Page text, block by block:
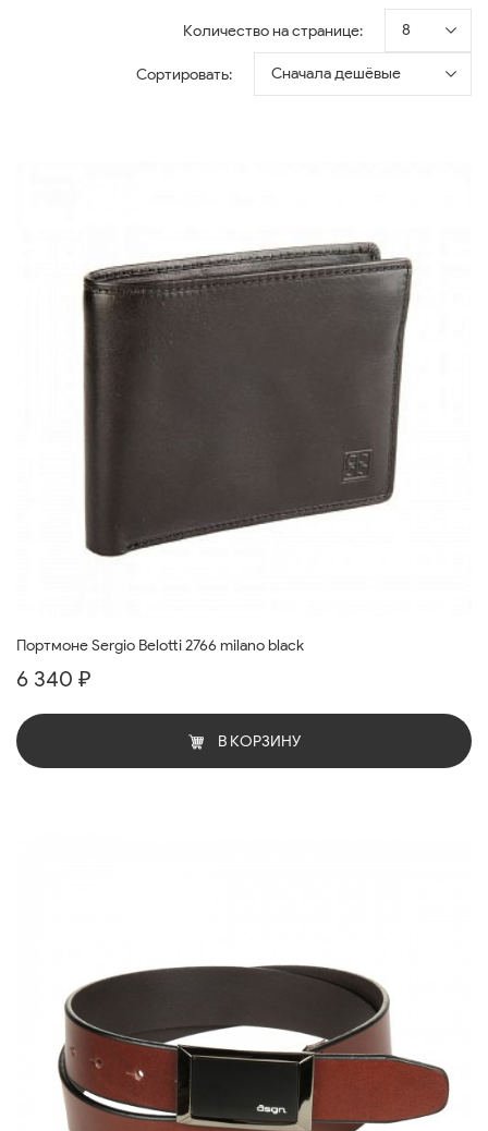
Количество на странице: 8
Сортировать: Сначала дешёвые
Портмоне Sergio Belotti 2766 milano black
6 340 ₽
В КОРЗИНУ